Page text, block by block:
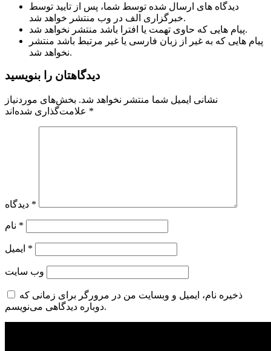
دیدگاه های ارسال شده توسط شما، پس از تایید توسط
خبرگزاری الف در وب منتشر خواهد شد.
پیام هایی که حاوی تهمت یا افترا باشد منتشر نخواهد شد.
پیام هایی که به غیر از زبان فارسی یا غیر مرتبط باشد منتشر
نخواهد شد.
دیدگاهتان را بنویسید
نشانی ایمیل شما منتشر نخواهد شد. بخش‌های موردنیاز
*
*
*
*
وب‌ سایت
ذخیره نام، ایمیل و وبسایت من در مرورگر برای زمانی که
دوباره دیدگاهی می‌نویسم.